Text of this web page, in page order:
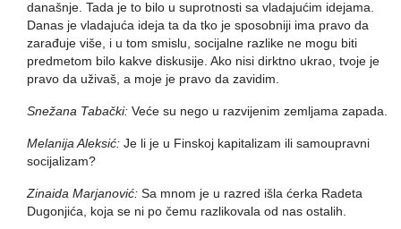
današnje. Tada je to bilo u suprotnosti sa vladajućim idejama.
Danas je vladajuća ideja ta da tko je sposobniji ima pravo da
zarađuje više, i u tom smislu, socijalne razlike ne mogu biti
predmetom bilo kakve diskusije. Ako nisi dirktno ukrao, tvoje je
pravo da uživaš, a moje je pravo da zavidim.
Snežana Tabački: Veće su nego u razvijenim zemljama zapada.
Melanija Aleksić: Je li je u Finskoj kapitalizam ili samoupravni
socijalizam?
Zinaida Marjanović: Sa mnom je u razred išla ćerka Radeta
Dugonjića, koja se ni po čemu razlikovala od nas ostalih.